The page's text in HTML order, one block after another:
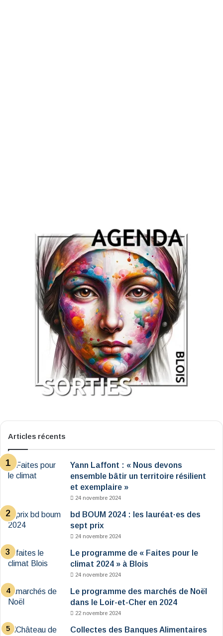
Articles récents
Yann Laffont : « Nous devons
ensemble bâtir un territoire résilient
et exemplaire »
24 novembre 2024
bd BOUM 2024 : les lauréat·es des
sept prix
24 novembre 2024
Le programme de « Faites pour le
climat 2024 » à Blois
24 novembre 2024
Le programme des marchés de Noël
dans le Loir-et-Cher en 2024
22 novembre 2024
Collectes des Banques Alimentaires